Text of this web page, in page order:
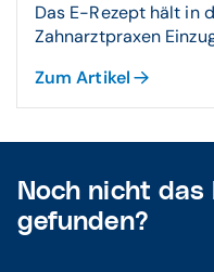
Das E-Rezept hält in
Zahnarztpraxen
Zum Artikel
Noch nicht das
gefunden?